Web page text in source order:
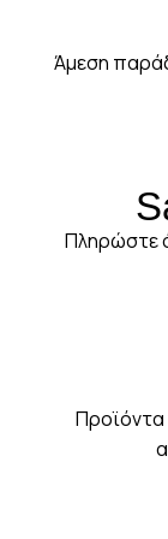
Άμεση
Πληρώστε